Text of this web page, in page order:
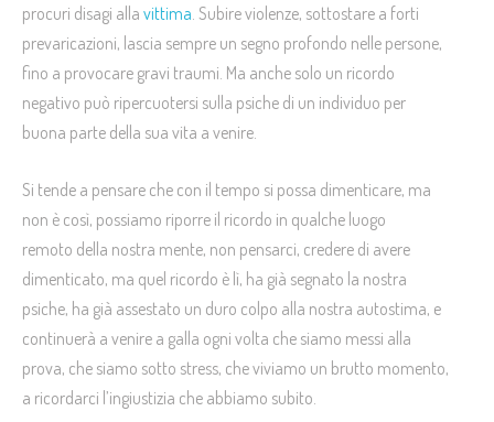
procuri disagi alla vittima . Subire violenze, sottostare a forti
prevaricazioni, lascia sempre un segno profondo nelle persone,
fino a provocare gravi traumi. Ma anche solo un ricordo
negativo può ripercuotersi sulla psiche di un individuo per
buona parte della sua vita a venire.
Si tende a pensare che con il tempo si possa dimenticare, ma
non è così, possiamo riporre il ricordo in qualche luogo
remoto della nostra mente, non pensarci, credere di avere
dimenticato, ma quel ricordo è lì, ha già segnato la nostra
psiche, ha già assestato un duro colpo alla nostra autostima, e
continuerà a venire a galla ogni volta che siamo messi alla
prova, che siamo sotto stress, che viviamo un brutto momento,
a ricordarci l’ingiustizia che abbiamo subito.